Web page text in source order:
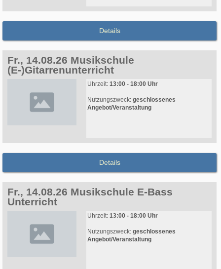
Details
Fr., 14.08.26 Musikschule
(E-)Gitarrenunterricht
Uhrzeit: 13:00 - 18:00 Uhr
Nutzungszweck: geschlossenes
Angebot/Veranstaltung
Details
Fr., 14.08.26 Musikschule E-Bass
Unterricht
Uhrzeit: 13:00 - 18:00 Uhr
Nutzungszweck: geschlossenes
Angebot/Veranstaltung